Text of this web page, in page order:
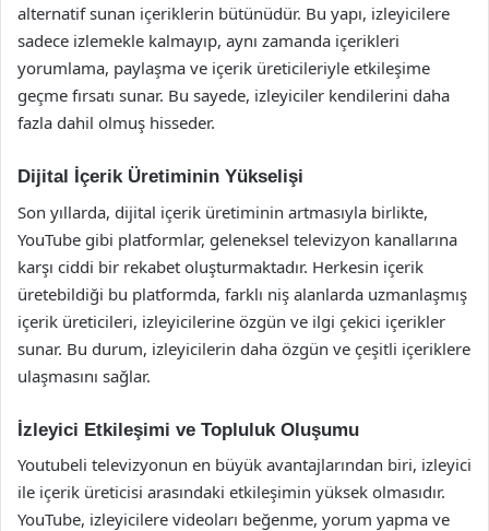
alternatif sunan içeriklerin bütünüdür. Bu yapı, izleyicilere
sadece izlemekle kalmayıp, aynı zamanda içerikleri
yorumlama, paylaşma ve içerik üreticileriyle etkileşime
geçme fırsatı sunar. Bu sayede, izleyiciler kendilerini daha
fazla dahil olmuş hisseder.
Dijital İçerik Üretiminin Yükselişi
Son yıllarda, dijital içerik üretiminin artmasıyla birlikte,
YouTube gibi platformlar, geleneksel televizyon kanallarına
karşı ciddi bir rekabet oluşturmaktadır. Herkesin içerik
üretebildiği bu platformda, farklı niş alanlarda uzmanlaşmış
içerik üreticileri, izleyicilerine özgün ve ilgi çekici içerikler
sunar. Bu durum, izleyicilerin daha özgün ve çeşitli içeriklere
ulaşmasını sağlar.
İzleyici Etkileşimi ve Topluluk Oluşumu
Youtubeli televizyonun en büyük avantajlarından biri, izleyici
ile içerik üreticisi arasındaki etkileşimin yüksek olmasıdır.
YouTube, izleyicilere videoları beğenme, yorum yapma ve